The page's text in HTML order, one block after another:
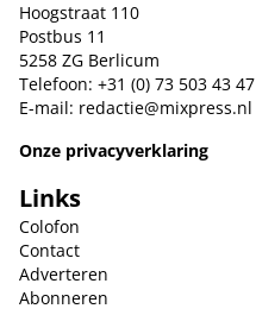
Hoogstraat 110
Postbus 11
5258 ZG Berlicum
Telefoon: +31 (0) 73 503 43 47
E-mail: redactie@mixpress.nl
Onze privacyverklaring
Links
Colofon
Contact
Adverteren
Abonneren